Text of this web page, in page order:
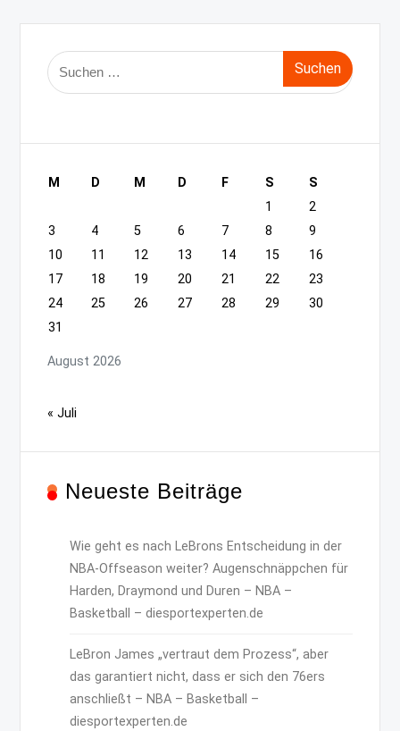
Suche
nach:
August 2026
M D M D F S
S
1
2
3
4 5 6 7 8
9
10
11 12 13 14 15
16
17
18 19 20 21 22
23
24
25 26 27 28 29
30
31
« Juli
Neueste Beiträge
Wie geht es nach LeBrons Entscheidung in der
NBA-Offseason weiter? Augenschnäppchen für
Harden, Draymond und Duren – NBA –
Basketball – diesportexperten.de
LeBron James „vertraut dem Prozess“, aber
das garantiert nicht, dass er sich den 76ers
anschließt – NBA – Basketball –
diesportexperten.de